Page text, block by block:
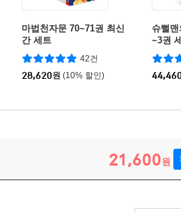
마법천자문 70~71권 최신
간 세트
42건
28,620원 (10% 할인)
슈뻘
~3권
21,600원